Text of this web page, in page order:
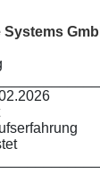
Systems